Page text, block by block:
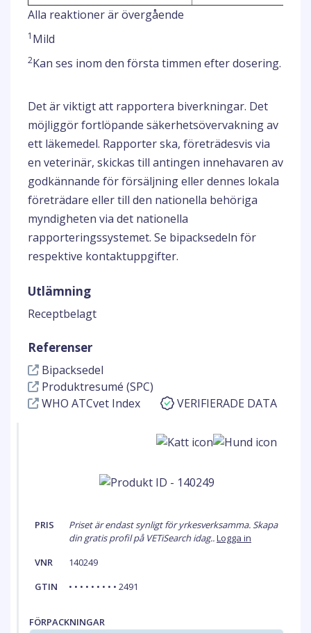
Alla reaktioner är övergående
1 Mild
2Kan ses inom den första timmen efter dosering.
Det är viktigt att rapportera biverkningar. Det
möjliggör fortlöpande säkerhetsövervakning av
ett läkemedel. Rapporter ska, företrädesvis via
en veterinär, skickas till antingen innehavaren av
godkännande för försäljning eller dennes lokala
företrädare eller till den nationella behöriga
myndigheten via det nationella
rapporteringssystemet. Se bipacksedeln för
respektive kontaktuppgifter.
Utlämning
Receptbelagt
Referenser
Bipacksedel
Produktresumé (SPC)
WHO ATCvet Index
VERIFIERADE DATA
PRIS
Priset är endast synligt för yrkesverksamma. Skapa
din gratis profil på VETiSearch idag..Logga in
VNR
140249
GTIN
• • • • • • • • • 2491
FÖRPACKNINGAR